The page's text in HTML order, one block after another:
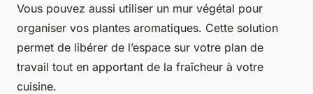
Vous pouvez aussi utiliser un mur végétal pour
organiser vos plantes aromatiques. Cette solution
permet de libérer de l’espace sur votre plan de
travail tout en apportant de la fraîcheur à votre
cuisine.